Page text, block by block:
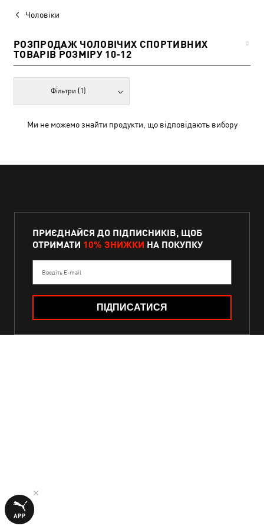
Чоловіки
РОЗПРОДАЖ ЧОЛОВІЧИХ СПОРТИВНИХ
ТОВАРІВ РОЗМІРУ 10-12
0
Фільтри (1)
Ми не можемо знайти продукти, що відповідають вибору
ПРИЄДНАЙСЯ ДО ПІДПИСНИКІВ, ЩОБ
ОТРИМАТИ 10% ЗНИЖКИ НА ПОКУПКУ
Введіть E-mail
ПІДПИСАТИСЯ